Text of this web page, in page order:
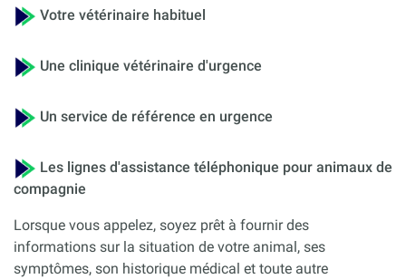
Votre vétérinaire habituel
Une clinique vétérinaire d'urgence
Un service de référence en urgence
Les lignes d'assistance téléphonique pour animaux de
compagnie
Lorsque vous appelez, soyez prêt à fournir des
informations sur la situation de votre animal, ses
symptômes, son historique médical et toute autre